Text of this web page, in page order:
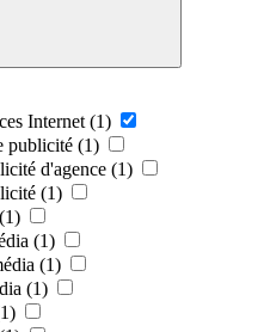
Internet (1)
publicité (1)
d'agence (1)
(1)
(1)
(1)
(1)
(1)